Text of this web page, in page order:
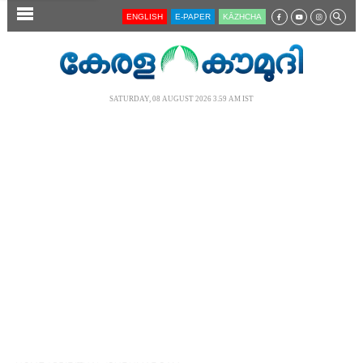
SECTIONS ENGLISH E-PAPER KĀZHCHA
SATURDAY, 08 AUGUST 2026 3.59 AM IST